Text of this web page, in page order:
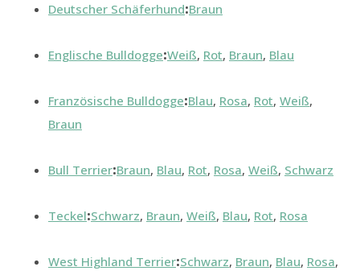
Deutscher Schäferhund:Braun
Englische Bulldogge:Weiß, Rot, Braun, Blau
Französische Bulldogge:Blau, Rosa, Rot, Weiß,
Braun
Bull Terrier:Braun, Blau, Rot, Rosa, Weiß, Schwarz
Teckel:Schwarz, Braun, Weiß, Blau, Rot, Rosa
West Highland Terrier:Schwarz, Braun, Blau, Rosa,